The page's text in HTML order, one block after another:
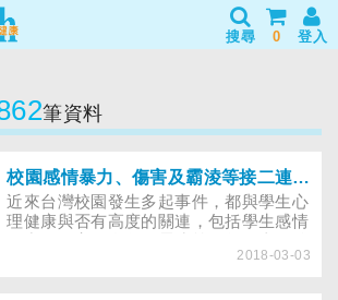
搜尋 0 登入
筆資料
校園感情暴力、傷害及霸淩等接二連三發生，怎麼辦？專家：與其善後，不如重視預防教育！
近來台灣校園發生多起事件，都與學生心
理健康與否有高度的關連，包括學生感情
會造成社會大眾關注的新聞，事後各單位
2018-03-03